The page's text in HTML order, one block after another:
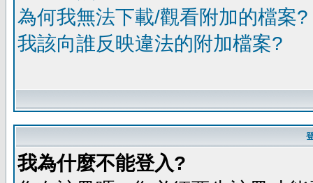
為何我無法下載/觀看附加的檔案?
我該向誰反映違法的附加檔案?
我為什麼不能登入?